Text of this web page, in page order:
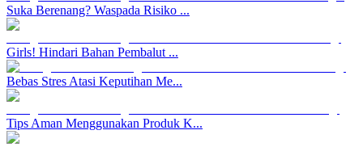
Suka Berenang? Waspada Risiko ...
Girls! Hindari Bahan Pembalut ...
Bebas Stres Atasi Keputihan Me...
Tips Aman Menggunakan Produk K...